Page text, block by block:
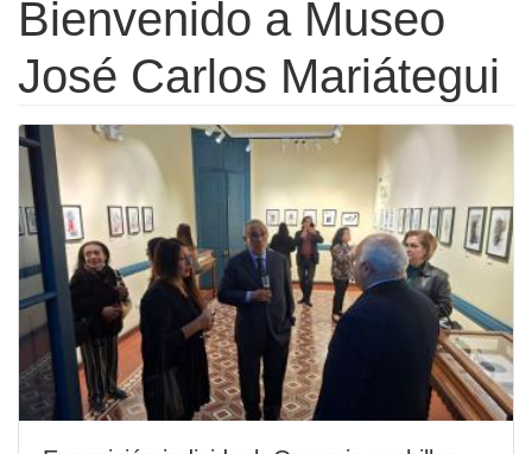
Bienvenido a Museo
José Carlos Mariátegui